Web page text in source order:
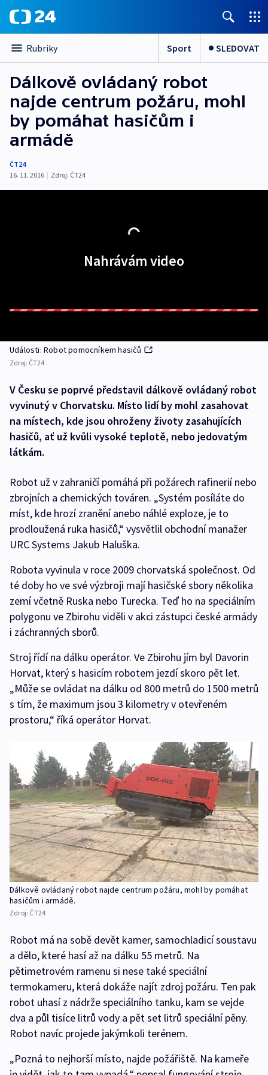
Rubriky Sport SLEDOVAT
Dálkově ovládaný robot
najde centrum požáru, mohl
by pomáhat hasičům i
armádě
ČT24
16. 11. 2016 | Zdroj: ČT24
Nahrávám video
Události: Robot pomocníkem hasičů
Zdroj: ČT24
V Česku se poprvé představil dálkově ovládaný robot
vyvinutý v Chorvatsku. Místo lidí by mohl zasahovat
na místech, kde jsou ohroženy životy zasahujících
hasičů, ať už kvůli vysoké teplotě, nebo jedovatým
látkám.
Robot už v zahraničí pomáhá při požárech rafinerií nebo
zbrojních a chemických továren. „Systém posíláte do
míst, kde hrozí zranění anebo náhlé exploze, je to
prodloužená ruka hasičů,“ vysvětlil obchodní manažer
URC Systems Jakub Haluška.
Robota vyvinula v roce 2009 chorvatská společnost. Od
té doby ho ve své výzbroji mají hasičské sbory několika
zemí včetně Ruska nebo Turecka. Teď ho na speciálním
polygonu ve Zbirohu viděli v akci zástupci české armády
i záchranných sborů.
Stroj řídí na dálku operátor. Ve Zbirohu jím byl Davorin
Horvat, který s hasicím robotem jezdí skoro pět let.
„Může se ovládat na dálku od 800 metrů do 1500 metrů
s tím, že maximum jsou 3 kilometry v otevřeném
prostoru,“ říká operátor Horvat.
Dálkově ovládaný robot najde centrum požáru, mohl by pomáhat
hasičům i armádě.
Zdroj: ČT24
Robot má na sobě devět kamer, samochladicí soustavu
a dělo, které hasí až na dálku 55 metrů. Na
pětimetrovém ramenu si nese také speciální
termokameru, která dokáže najít zdroj požáru. Ten pak
robot uhasí z nádrže speciálního tanku, kam se vejde
dva a půl tisíce litrů vody a pět set litrů speciální pěny.
Robot navíc projede jakýmkoli terénem.
„Pozná to nejhorší místo, najde požářiště. Na kameře